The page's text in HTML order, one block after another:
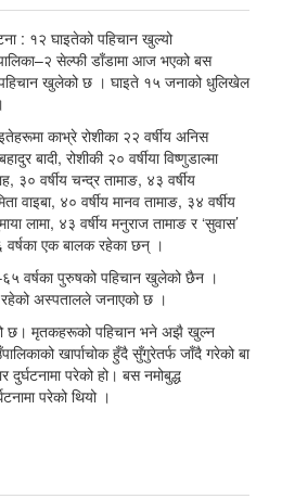
सेल्फी डाँडामा आज भएको बस
पहिचान खुलेको छ । घाइते १५ जनाको धुलिखेल
काभ्रे रोशीका २२ वर्षीय अनिस
बादी, रोशीकी २० वर्षीया विष्णुडाल्मा
३० वर्षीय चन्द्र तामाङ, ४३ वर्षीय
वाइबा, ४० वर्षीय मानव तामाङ, ३४ वर्षीय
लामा, ४३ वर्षीय मनुराज तामाङ र ‘सुवास’
एक बालक रहेका छन् ।
वर्षका पुरुषको पहिचान खुलेको छैन ।
रहेको अस्पतालले जनाएको छ ।
छ। मृतकहरूको पहिचान भने अझै खुल्न
खार्पाचोक हुँदै सुँगुरेतर्फ जाँदै गरेको बा
परेको हो। बस नमोबुद्ध
परेको थियो ।